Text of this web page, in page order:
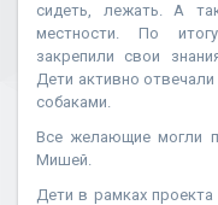
сидеть, лежать. А
местности. По
закрепили свои
Дети активно
собаками.
Все желающие могли
Мишей.
Дети в рамках